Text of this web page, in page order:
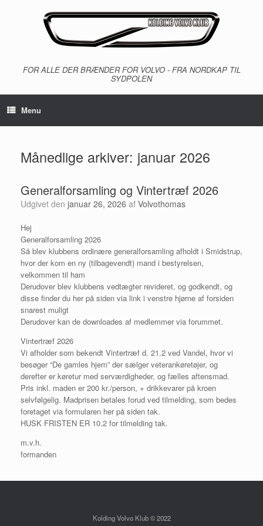
FOR ALLE DER BRÆNDER FOR VOLVO - FRA NORDKAP TIL
SYDPOLEN
Menu
Månedlige arkiver: januar 2026
Generalforsamling og Vintertræf 2026
Udgivet den januar 26, 2026 af Volvothomas
Hej
Generalforsamling 2026
Så blev klubbens ordinære generalforsamling afholdt i Smidstrup,
hvor der kom en ny (tilbagevendt) mand i bestyrelsen,
velkommen til ham
Derudover blev klubbens vedtægter revideret, og godkendt, og
disse finder du her på siden via link i venstre hjørne af forsiden
snarest muligt
Derudover kan de downloades af medlemmer via forummet.
Vintertræf 2026
Vi afholder som bekendt Vintertræf d. 21.2 ved Vandel, hvor vi
besøger “De gamles hjem” der sælger veterankøretøjer, og
derefter er køretur med serværdigheder, og fælles aftensmad.
Pris inkl. maden er 200 kr./person, + drikkevarer på kroen
selvfølgelig. Madprisen betales forud ved tilmelding, som bedes
foretaget via formularen her på siden tak.
HUSK FRISTEN ER 10.2 for tilmelding tak.
m.v.h.
formanden
Kolding Volvo Klub © 2022